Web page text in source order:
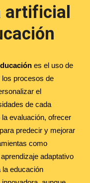
artificial
es el uso de
procesos de
el
de cada
evaluación, ofrecer
predecir y mejorar
como
adaptativo
la educación